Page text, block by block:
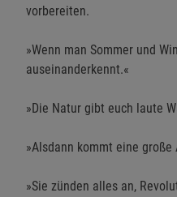
vorbereiten.
»Wenn man Sommer und
auseinanderkennt.«
»Die Natur gibt euch laute
»Alsdann kommt eine
»Sie zünden alles an,